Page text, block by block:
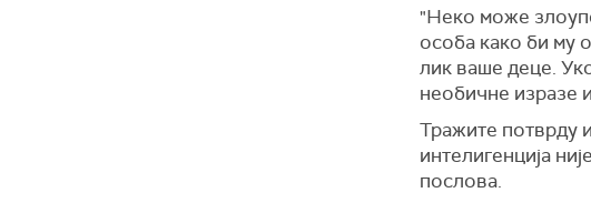
"Неко може
особа како би му
лик ваше деце.
необичне изразе
Тражите потврду
интелигенција
послова.